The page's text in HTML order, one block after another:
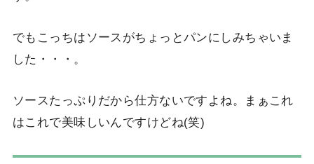
でもこっちはソースがちょっとパンにしみちゃいま
した・・・。
ソースたっぷりだから仕方ないですよね。まぁこれ
はこれで美味しいんですけどね(笑)